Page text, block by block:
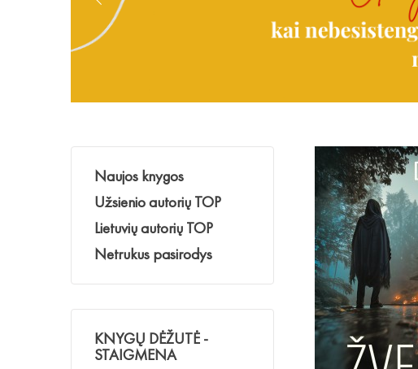
Naujos knygos
Užsienio autorių TOP
Lietuvių autorių TOP
Netrukus pasirodys
KNYGŲ DĖŽUTĖ -
STAIGMENA